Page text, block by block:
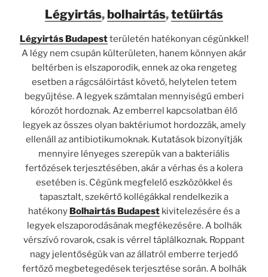
Légyirtás, bolhairtás,tetűirtás
Légyirtás Budapestterületén hatékonyan cégünkkel!
A légy nem csupán külterületen, hanem könnyen akár
beltérben is elszaporodik, ennek az oka rengeteg
esetben a rágcsálóirtást követő, helytelen tetem
begyűjtése. A legyek számtalan mennyiségű emberi
kórozót hordoznak. Az emberrel kapcsolatban élő
legyek az összes olyan baktériumot hordozzák, amely
ellenáll az antibiotikumoknak. Kutatások bizonyítják
mennyire lényeges szerepük van a bakteriális
fertőzések terjesztésében, akár a vérhas és a kolera
esetében is. Cégünk megfelelő eszközökkel és
tapasztalt, szekértő kollégákkal rendelkezik a
hatékony Bolhairtás Budapest kivitelezésére és a
legyek elszaporodásának megfékezésére. A bolhák
vérszívó rovarok, csak is vérrel táplálkoznak. Roppant
nagy jelentőségük van az állatról emberre terjedő
fertőző megbetegedések terjesztése során. A bolhák